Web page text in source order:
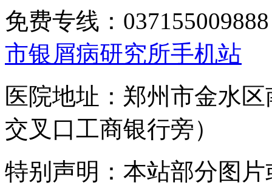
免费专线：
市银屑病研究所手机站
医院地址：郑州市金水
交叉口工商银行旁）
特别声明：本站部分图